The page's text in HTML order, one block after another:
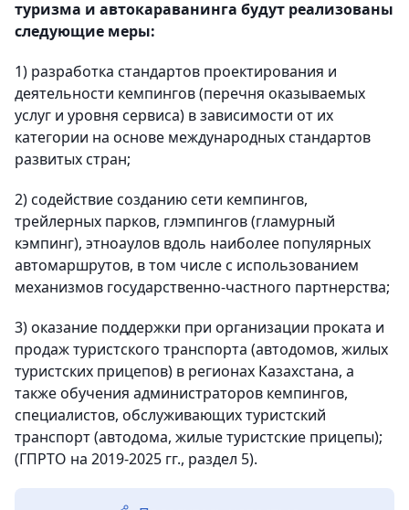
туризма и автокараванинга будут реализованы
следующие меры:
1) разработка стандартов проектирования и
деятельности кемпингов (перечня оказываемых
услуг и уровня сервиса) в зависимости от их
категории на основе международных стандартов
развитых стран;
2) содействие созданию сети кемпингов,
трейлерных парков, глэмпингов (гламурный
кэмпинг), этноаулов вдоль наиболее популярных
автомаршрутов, в том числе с использованием
механизмов государственно-частного партнерства;
3) оказание поддержки при организации проката и
продаж туристского транспорта (автодомов, жилых
туристских прицепов) в регионах Казахстана, а
также обучения администраторов кемпингов,
специалистов, обслуживающих туристский
транспорт (автодома, жилые туристские прицепы);
(ГПРТО на 2019-2025 гг., раздел 5).